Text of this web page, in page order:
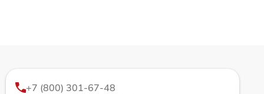
+7 (800) 301-67-48